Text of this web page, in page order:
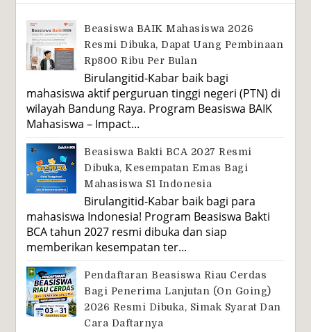
Beasiswa BAIK Mahasiswa 2026
Resmi Dibuka, Dapat Uang Pembinaan
Rp800 Ribu Per Bulan
Birulangitid-Kabar baik bagi
mahasiswa aktif perguruan tinggi negeri (PTN) di
wilayah Bandung Raya. Program Beasiswa BAIK
Mahasiswa – Impact...
Beasiswa Bakti BCA 2027 Resmi
Dibuka, Kesempatan Emas Bagi
Mahasiswa S1 Indonesia
Birulangitid-Kabar baik bagi para
mahasiswa Indonesia! Program Beasiswa Bakti
BCA tahun 2027 resmi dibuka dan siap
memberikan kesempatan ter...
Pendaftaran Beasiswa Riau Cerdas
Bagi Penerima Lanjutan (On Going)
2026 Resmi Dibuka, Simak Syarat Dan
Cara Daftarnya